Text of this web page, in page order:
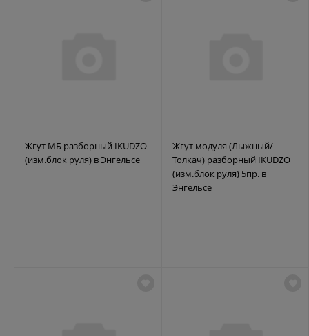
Жгут МБ разборный IKUDZO
(изм.блок руля) в Энгельсе
Жгут модуля (Лыжный/
Толкач) разборный IKUDZO
(изм.блок руля) 5пр. в
Энгельсе